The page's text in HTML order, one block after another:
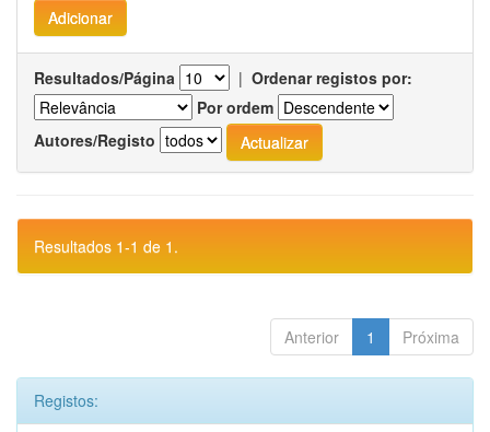
Resultados/Página | Ordenar registos por:
Por ordem
Autores/Registo
Resultados 1-1 de 1.
Anterior 1 Próxima
Registos: